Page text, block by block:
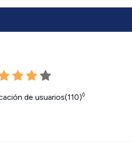
de usuarios(110)◊